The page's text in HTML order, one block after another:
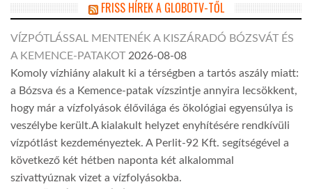
FRISS HÍREK A GLOBOTV-TŐL
VÍZPÓTLÁSSAL MENTENÉK A KISZÁRADÓ BÓZSVÁT ÉS
A KEMENCE-PATAKOT 2026-08-08
Komoly vízhiány alakult ki a térségben a tartós aszály miatt:
a Bózsva és a Kemence-patak vízszintje annyira lecsökkent,
hogy már a vízfolyások élővilága és ökológiai egyensúlya is
veszélybe került.A kialakult helyzet enyhítésére rendkívüli
vízpótlást kezdeményeztek. A Perlit-92 Kft. segítségével a
következő két hétben naponta két alkalommal
szivattyúznak vizet a vízfolyásokba.